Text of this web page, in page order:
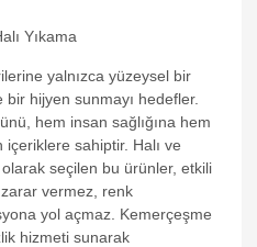
yalnızca yüzeysel bir
hijyen sunmayı hedefler.
hem insan sağlığına hem
sahiptir. Halı ve
seçilen bu ürünler, etkili
vermez, renk
yol açmaz. Kemerçeşme
hizmeti sunarak